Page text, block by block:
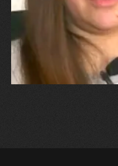
"Я перенесла 11
плакала від
болю. Але
бере за руку і
далі"